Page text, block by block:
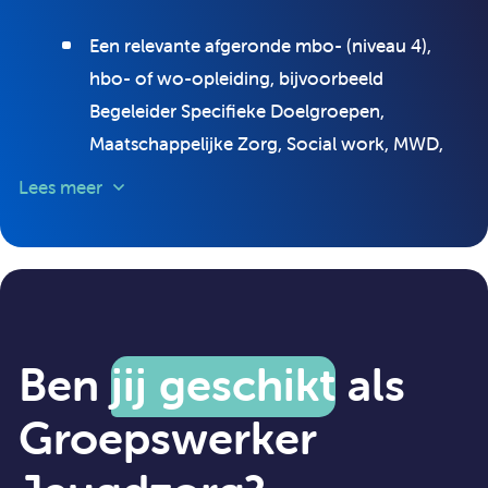
Een relevante afgeronde mbo- (niveau 4),
hbo- of wo-opleiding, bijvoorbeeld
Begeleider Specifieke Doelgroepen,
Maatschappelijke Zorg, Social work, MWD,
woongroepen binnen de jeugdhulpverlening;
Je communiceert en rapporteert duidelijk
over je acties;
Je werkt makkelijk samen, je bent een
teamplayer;
Lees meer
Ben jij geschikt als
Groepswerker